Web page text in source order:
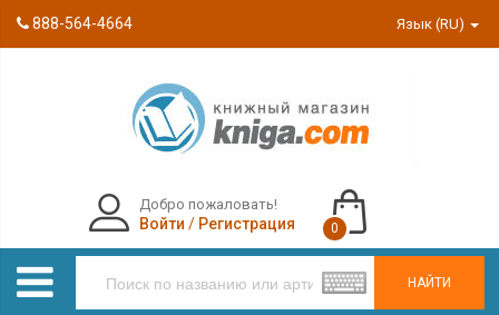
888-564-4664 Язык (RU)
НАЙТИ
Добро пожаловать!
Войти / Регистрация 0